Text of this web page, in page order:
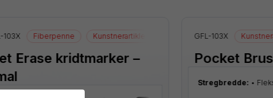
103X Fiberpenne Kunstnerartikler Tegneartikler
Erase kridtmarker –
GFL-103X
Pocket
Stregbredde: